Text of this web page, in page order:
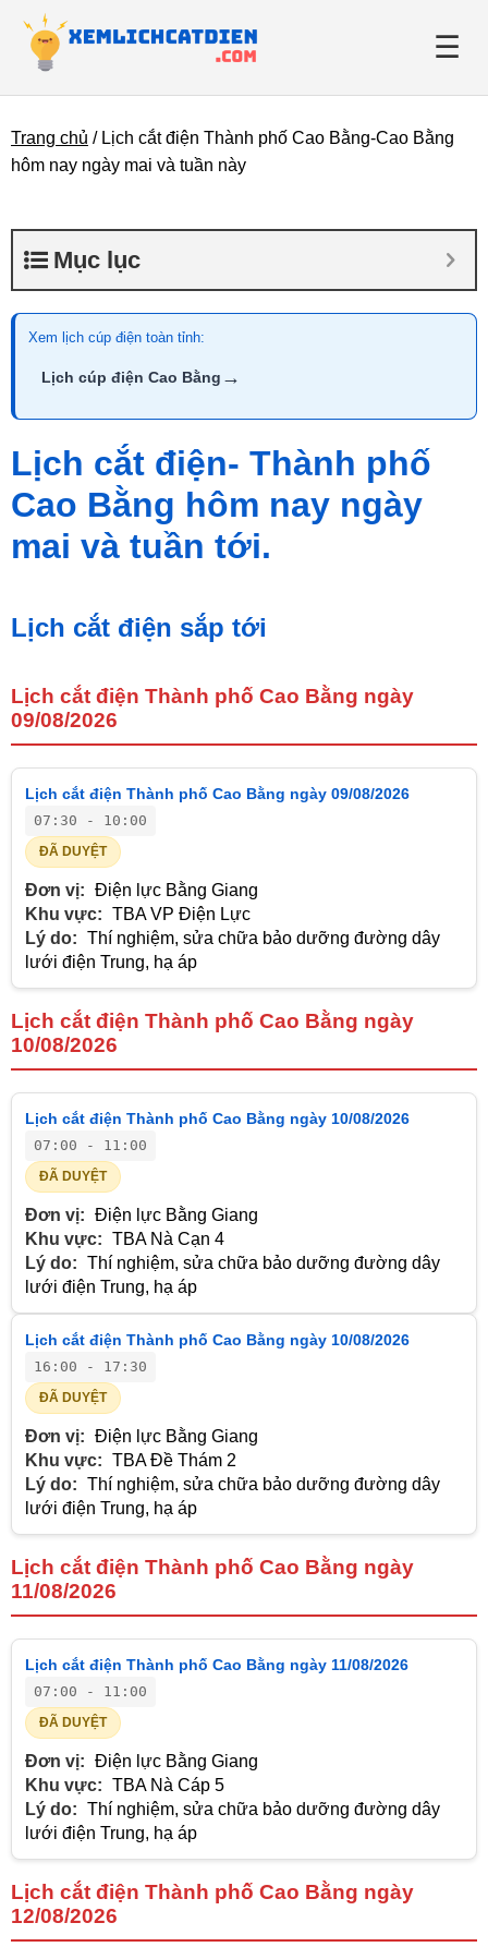
☰
Giới thiệu
Tin tức
Trang chủ / Lịch cắt điện Thành phố Cao Bằng-Cao Bằng
hôm nay ngày mai và tuần này
Mục lục
Xem lịch cúp điện toàn tỉnh:
Lịch cúp điện Cao Bằng →
Lịch cắt điện- Thành phố
Cao Bằng hôm nay ngày
mai và tuần tới.
Lịch cắt điện sắp tới
Lịch cắt điện Thành phố Cao Bằng ngày
09/08/2026
Lịch cắt điện Thành phố Cao Bằng ngày 09/08/2026
07:30 - 10:00
ĐÃ DUYỆT
Đơn vị: Điện lực Bằng Giang
Khu vực: TBA VP Điện Lực
Lý do: Thí nghiệm, sửa chữa bảo dưỡng đường dây
lưới điện Trung, hạ áp
Lịch cắt điện Thành phố Cao Bằng ngày
10/08/2026
Lịch cắt điện Thành phố Cao Bằng ngày 10/08/2026
07:00 - 11:00
ĐÃ DUYỆT
Đơn vị: Điện lực Bằng Giang
Khu vực: TBA Nà Cạn 4
Lý do: Thí nghiệm, sửa chữa bảo dưỡng đường dây
lưới điện Trung, hạ áp
Lịch cắt điện Thành phố Cao Bằng ngày 10/08/2026
16:00 - 17:30
ĐÃ DUYỆT
Đơn vị: Điện lực Bằng Giang
Khu vực: TBA Đề Thám 2
Lý do: Thí nghiệm, sửa chữa bảo dưỡng đường dây
lưới điện Trung, hạ áp
Lịch cắt điện Thành phố Cao Bằng ngày
11/08/2026
Lịch cắt điện Thành phố Cao Bằng ngày 11/08/2026
07:00 - 11:00
ĐÃ DUYỆT
Đơn vị: Điện lực Bằng Giang
Khu vực: TBA Nà Cáp 5
Lý do: Thí nghiệm, sửa chữa bảo dưỡng đường dây
lưới điện Trung, hạ áp
Lịch cắt điện Thành phố Cao Bằng ngày
12/08/2026